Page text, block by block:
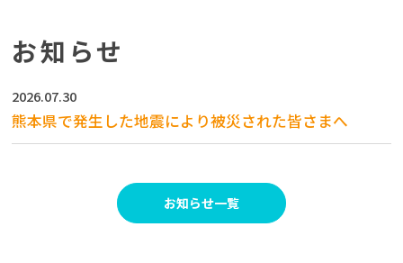
お知らせ
2026.07.30
熊本県で発生した地震により被災された皆さまへ
お知らせ一覧